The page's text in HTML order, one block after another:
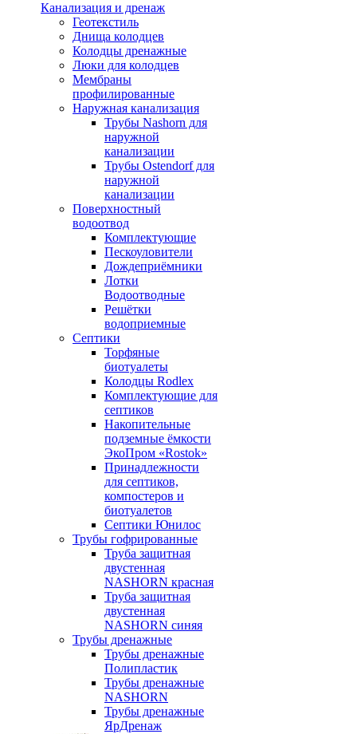
Канализация и дренаж
Геотекстиль
Днища колодцев
Колодцы дренажные
Люки для колодцев
Мембраны
профилированные
Наружная канализация
Трубы Nashorn для
наружной
канализации
Трубы Ostendorf для
наружной
канализации
Поверхностный
водоотвод
Комплектующие
Пескоуловители
Дождеприёмники
Лотки
Водоотводные
Решётки
водоприемные
Септики
Торфяные
биотуалеты
Колодцы Rodlex
Комплектующие для
септиков
Накопительные
подземные ёмкости
ЭкоПром «Rostok»
Принадлежности
для септиков,
компостеров и
биотуалетов
Септики Юнилос
Трубы гофрированные
Труба защитная
двустенная
NASHORN красная
Труба защитная
двустенная
NASHORN синяя
Трубы дренажные
Трубы дренажные
Полипластик
Трубы дренажные
NASHORN
Трубы дренажные
ЯрДренаж